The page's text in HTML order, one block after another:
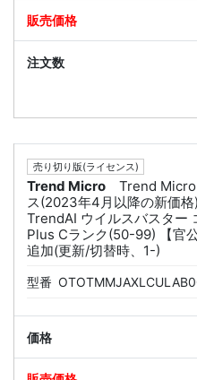
売り切り版(ライセンス)
Trend Micro
Trend Micro
ス(2023年4月以降の新価格)
TrendAI ウイルスバスター
Plus Cランク(50-99) 【官公
追加(更新/切替時、1-)
型番